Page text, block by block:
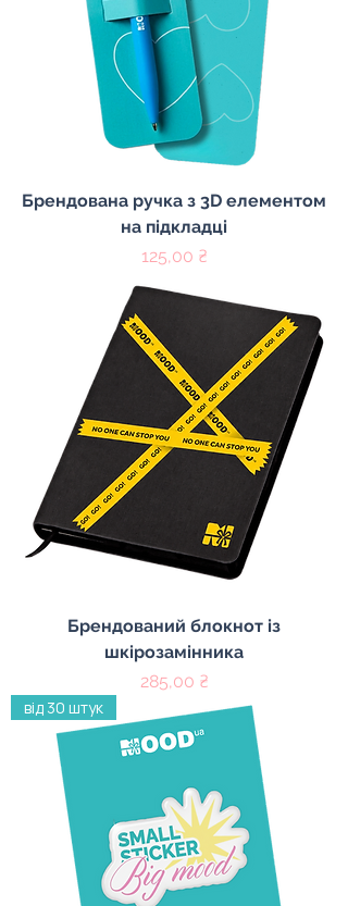
Брендована ручка з 3D елементом
на підкладці
Ціна
125,00 ₴
Брендований блокнот із
шкірозамінника
Ціна
285,00 ₴
від 30 штук